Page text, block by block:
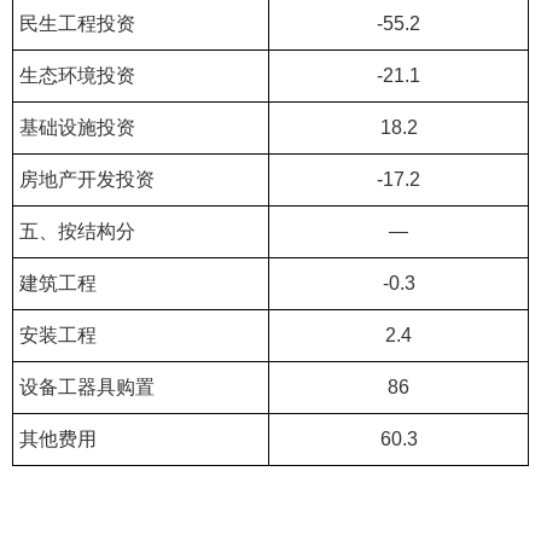
民生工程投资 -55.2
生态环境投资 -21.1
基础设施投资 18.2
房地产开发投资 -17.2
五、按结构分 —
建筑工程 -0.3
安装工程 2.4
设备工器具购置 86
其他费用 60.3